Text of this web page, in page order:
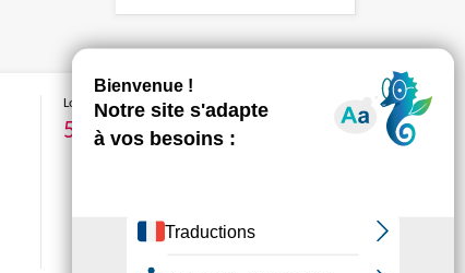
Louer
583€